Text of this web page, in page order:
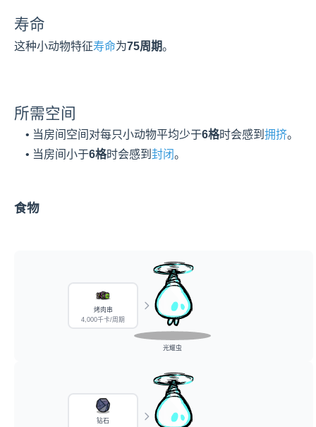
寿命
这种小动物特征寿命为75周期。
所需空间
    • 当房间空间对每只小动物平均少于
6格时会感到 拥挤。
    • 当房间小于
6格时会感到 封闭。
食物
烤肉串
4,000千卡/周期
光耀虫
钻石